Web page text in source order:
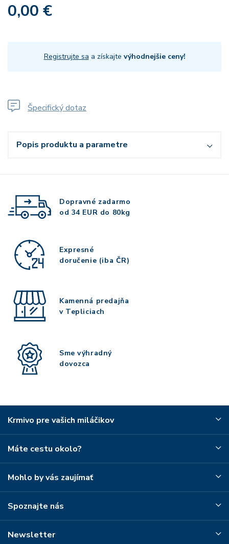
0,00 €
Registrujte sa a získajte výhodnejšie ceny!
Špecifický dotaz
Popis produktu a parametre
Dopravné zadarmo
od 34 EUR do 80kg
Expresné
doručenie (iba ČR)
Kamenná predajňa
v Tepliciach
Sme výhradný
dovozca
Krmivo pre vašich miláčikov
Máte cestu okolo?
Mohlo by vás zaujímať
Spoznajte nás
Newsletter